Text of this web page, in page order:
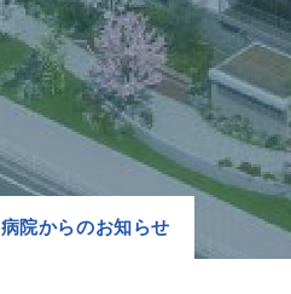
病院からのお知らせ